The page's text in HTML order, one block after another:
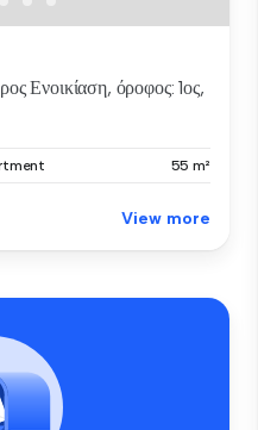
Ενοικίαση, όροφος: 1ος,
55 m²
View more